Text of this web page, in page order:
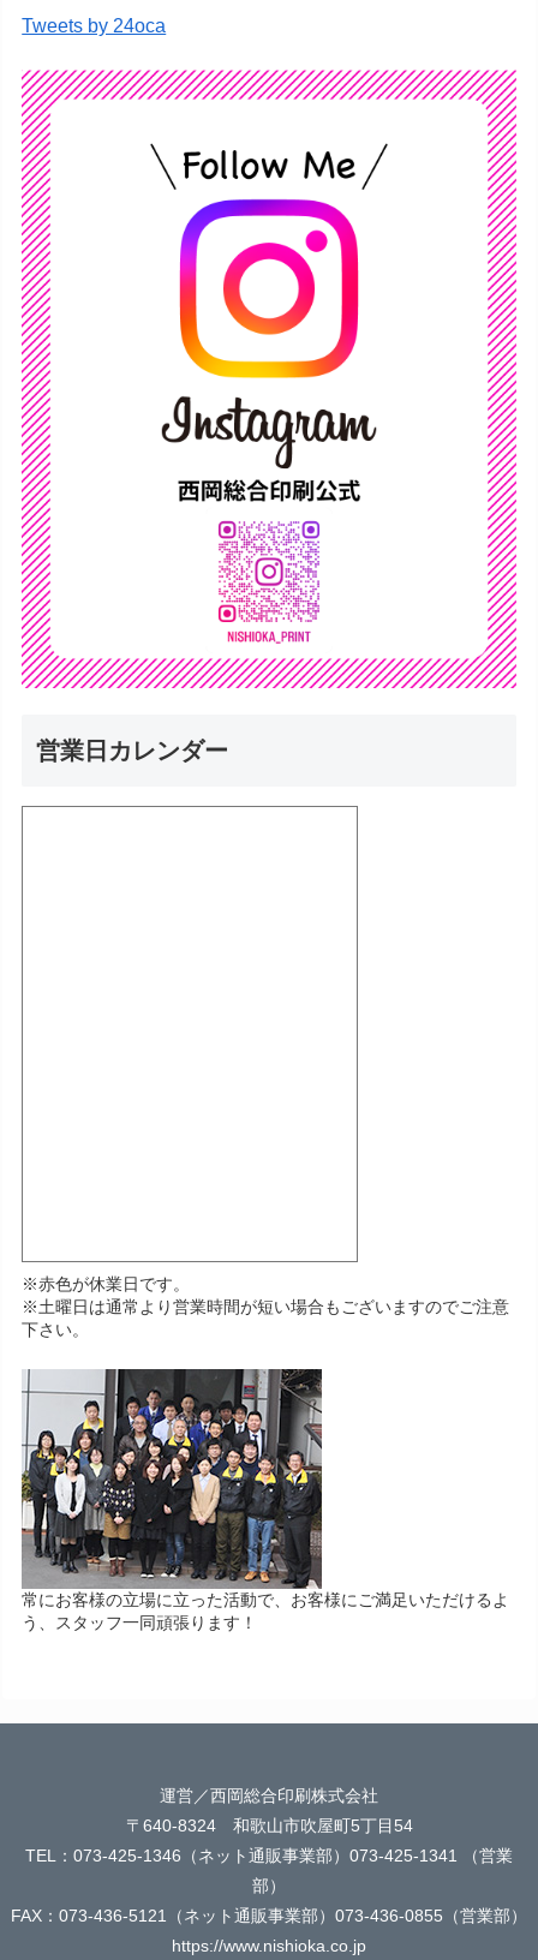
Tweets by 24oca
営業日カレンダー
※赤色が休業日です。
※土曜日は通常より営業時間が短い場合もございますのでご注意
下さい。
常にお客様の立場に立った活動で、お客様にご満足いただけるよ
う、スタッフ一同頑張ります！
運営／西岡総合印刷株式会社
〒640-8324 和歌山市吹屋町5丁目54
TEL：073-425-1346（ネット通販事業部）073-425-1341 （営業
部）
FAX：073-436-5121（ネット通販事業部）073-436-0855（営業部）
https://www.nishioka.co.jp